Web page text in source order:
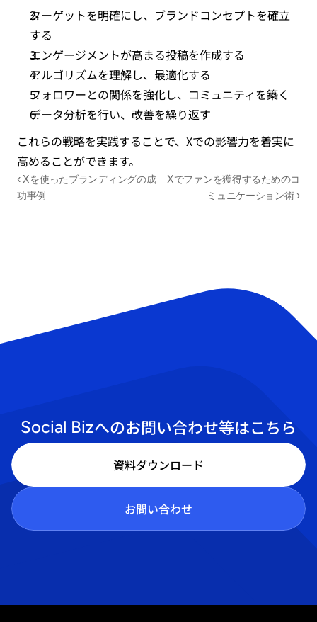
ターゲットを明確にし、ブランドコンセプトを確立
する
エンゲージメントが高まる投稿を作成する
アルゴリズムを理解し、最適化する
フォロワーとの関係を強化し、コミュニティを築く
データ分析を行い、改善を繰り返す
これらの戦略を実践することで、Xでの影響力を着実に
高めることができます。
‹ Xを使ったブランディングの成
功事例
Xでファンを獲得するためのコ
ミュニケーション術 ›
Social Bizへのお問い合わせ等はこちら
資料ダウンロード
お問い合わせ